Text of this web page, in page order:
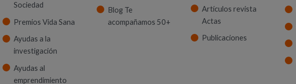
Sociedad
Premios Vida Sana
Ayudas a la
investigación
Ayudas al
emprendimiento
Blog Te
acompañamos 50+
Artículos revista
Actas
Publicaciones